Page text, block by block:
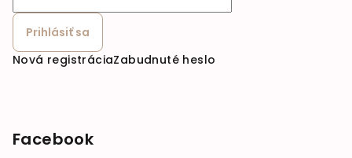
Prihlásiť sa
Nová registráciaZabudnuté heslo
Facebook